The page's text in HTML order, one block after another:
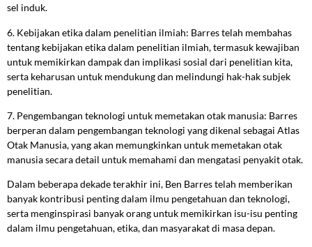
sel induk.
6. Kebijakan etika dalam penelitian ilmiah: Barres telah membahas
tentang kebijakan etika dalam penelitian ilmiah, termasuk kewajiban
untuk memikirkan dampak dan implikasi sosial dari penelitian kita,
serta keharusan untuk mendukung dan melindungi hak-hak subjek
penelitian.
7. Pengembangan teknologi untuk memetakan otak manusia: Barres
berperan dalam pengembangan teknologi yang dikenal sebagai Atlas
Otak Manusia, yang akan memungkinkan untuk memetakan otak
manusia secara detail untuk memahami dan mengatasi penyakit otak.
Dalam beberapa dekade terakhir ini, Ben Barres telah memberikan
banyak kontribusi penting dalam ilmu pengetahuan dan teknologi,
serta menginspirasi banyak orang untuk memikirkan isu-isu penting
dalam ilmu pengetahuan, etika, dan masyarakat di masa depan.